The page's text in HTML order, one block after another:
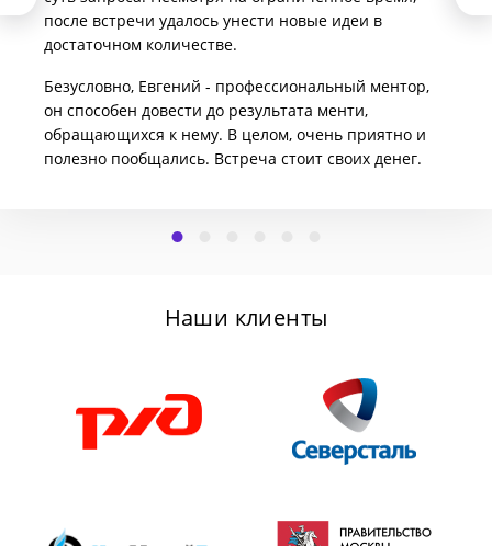
после встречи удалось унести новые идеи в
достаточном количестве.
Безусловно, Евгений - профессиональный ментор,
он способен довести до результата менти,
обращающихся к нему. В целом, очень приятно и
полезно пообщались. Встреча стоит своих денег.
Наши клиенты